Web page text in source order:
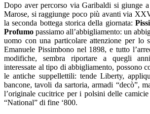
Dopo aver percorso via Garibaldi si giunge
Marose, si raggiunge poco più avanti via
la seconda bottega storica della giornata:
Profumo passiamo all’abbigliamento: un
uomo con una particolare attenzione per lo
Emanuele Pissimbono nel 1898, e tutto
modifiche, sembra riportare a quegli
interessate al tipo di abbigliamento, possono
le antiche suppellettili: tende Liberty,
bancone, tavoli da sartoria, armadi “decò”,
l’originale cucitrice per i polsini delle camicie
“National” di fine ‘800.